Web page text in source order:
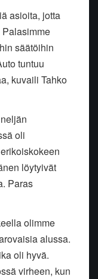
asioita, jotta
säätöihin
tuntuu
kuvaili Tahko
oli
löytyivät
Paras
olimme
alussa.
oli hyvä.
virheen, kun